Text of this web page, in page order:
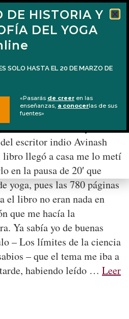
una experiencia
El científico y el
escritor indio Avinash
libro llegó a casa me lo metí
en la pausa de 20′ que
yoga, pues las 780 páginas
el libro no eran nada en
que me hacía la
Ya sabía yo de buenas
– Los límites de la ciencia
– que el tema me iba a
habiendo leído … Leer
DE HISTORIA Y
DEL YOGA
SOLO HASTA EL 20 DE MARZO DE
«Pasarás de creer en las
enseñanzas, a conocerlas de sus
fuentes»